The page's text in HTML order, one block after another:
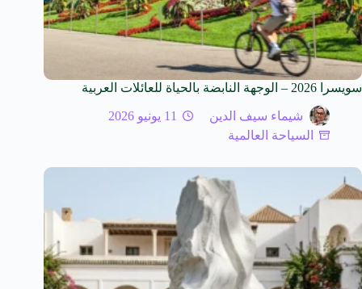
سويسرا 2026 – الوجهة النابضة بالحياة للعائلات العربية
شيماء سيف الدين
11 يونيو 2026
السياحة العالمية